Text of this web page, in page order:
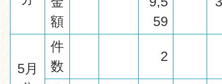
額
59
5月
件
数
2